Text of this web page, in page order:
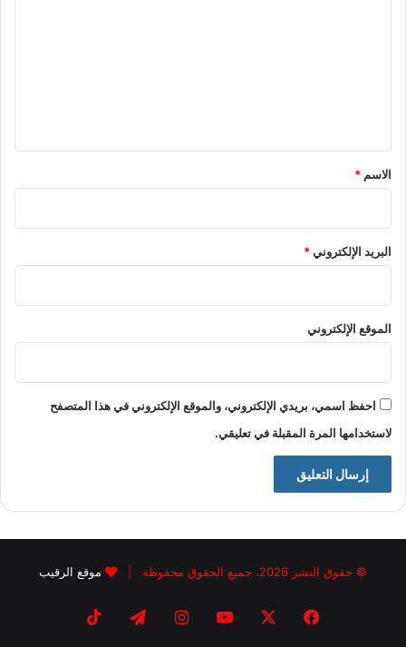
*
الاسم *
البريد الإلكتروني*
الموقع الإلكتروني
احفظ اسمي، بريدي الإلكتروني، والموقع الإلكتروني في هذا المتصفح
لاستخدامها المرة المقبلة في تعليقي.
© حقوق النشر 2026، جميع الحقوق محفوظة | موقع الرقيب
فيسبوك يوتيوب انستقرام تيلقرام